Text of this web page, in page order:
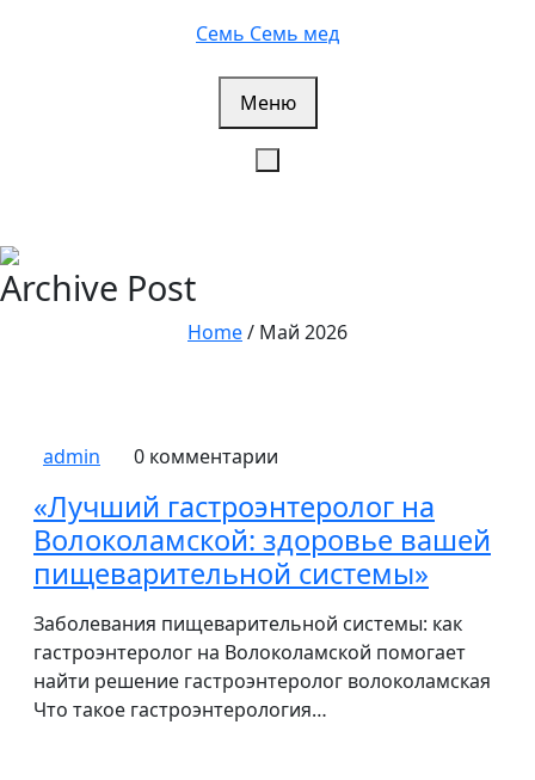
Семь Семь мед
Меню
Archive Post
Home/ Май 2026
admin 0 комментарии
«Лучший гастроэнтеролог на
Волоколамской: здоровье вашей
пищеварительной системы»
Заболевания пищеварительной системы: как
гастроэнтеролог на Волоколамской помогает
найти решение гастроэнтеролог волоколамская
Что такое гастроэнтерология…